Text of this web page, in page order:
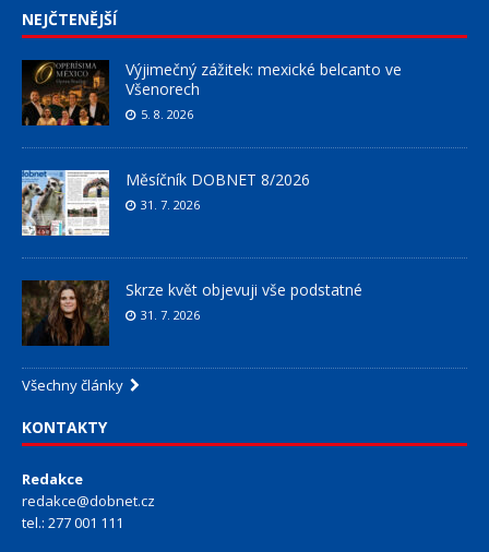
NEJČTENĚJŠÍ
Výjimečný zážitek: mexické belcanto ve
Všenorech
5. 8. 2026
Měsíčník DOBNET 8/2026
31. 7. 2026
Skrze květ objevuji vše podstatné
31. 7. 2026
Všechny články
KONTAKTY
Redakce
redakce@dobnet.cz
tel.: 277 001 111